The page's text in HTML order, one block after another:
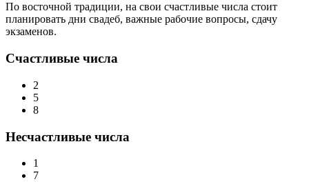
По восточной традиции, на свои счастливые числа стоит
планировать дни свадеб, важные рабочие вопросы, сдачу
экзаменов.
Счастливые числа
2
5
8
Несчастливые числа
1
7